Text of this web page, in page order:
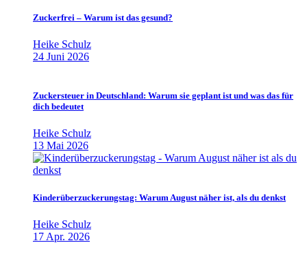
Zuckerfrei – Warum ist das gesund?
Heike Schulz
24 Juni 2026
Zuckersteuer in Deutschland: Warum sie geplant ist und was das für
dich bedeutet
Heike Schulz
13 Mai 2026
Kinderüberzuckerungstag: Warum August näher ist, als du denkst
Heike Schulz
17 Apr. 2026